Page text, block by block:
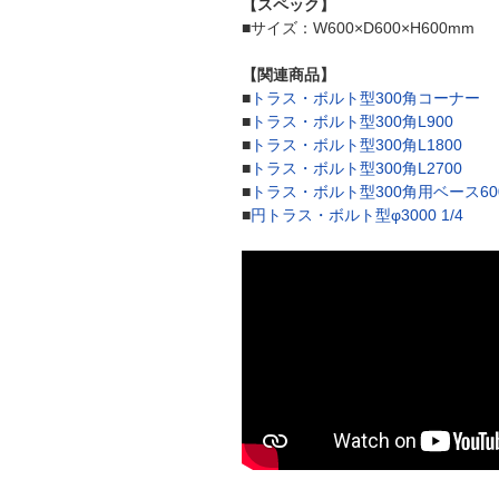
【スペック】
■サイズ：W600×D600×H600mm
【関連商品】
■ トラス・ボルト型300角コーナー
■ トラス・ボルト型300角L900
■ トラス・ボルト型300角L1800
■ トラス・ボルト型300角L2700
■ トラス・ボルト型300角用ベース
■円トラス・ボルト型φ3000 1/4